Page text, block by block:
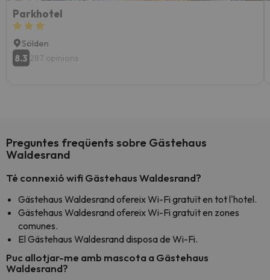
Parkhotel
Sölden
8.3 287 opinions
Preguntes freqüents sobre Gästehaus
Waldesrand
Té connexió wifi Gästehaus Waldesrand?
Gästehaus Waldesrand ofereix Wi-Fi gratuït en tot l'hotel.
Gästehaus Waldesrand ofereix Wi-Fi gratuït en zones
comunes.
El Gästehaus Waldesrand disposa de Wi-Fi.
Puc allotjar-me amb mascota a Gästehaus
Waldesrand?